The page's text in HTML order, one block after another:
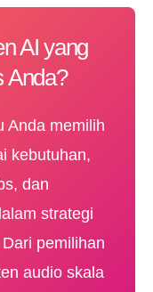
AI yang
Anda?
Anda memilih
kebutuhan,
dan
strategi
pemilihan
audio skala